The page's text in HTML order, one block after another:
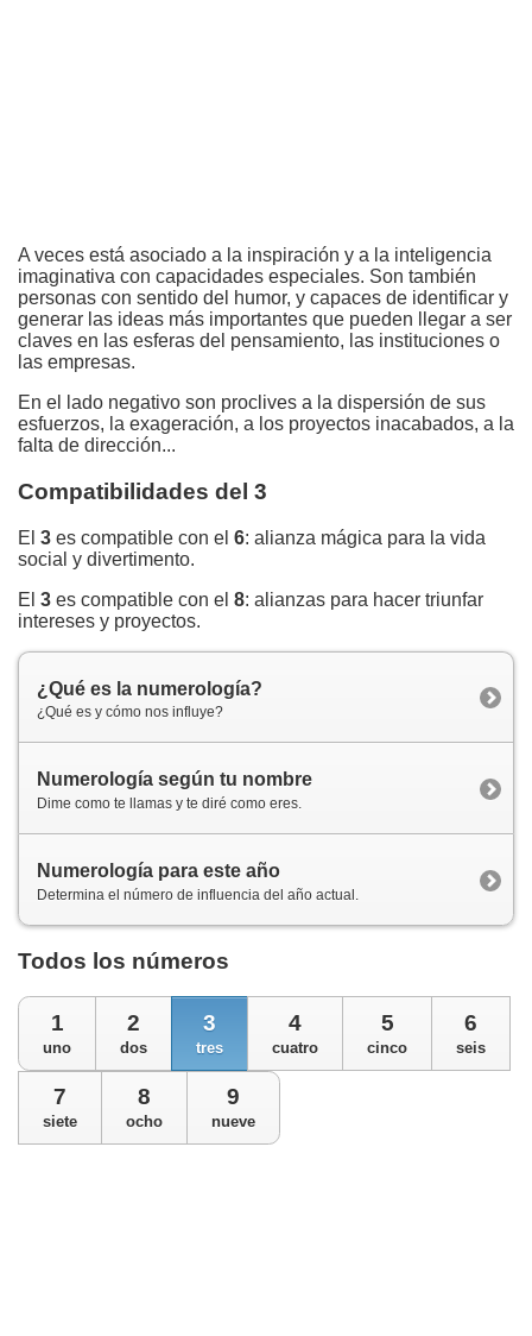
A veces está asociado a la inspiración y a la inteligencia
imaginativa con capacidades especiales. Son también
personas con sentido del humor, y capaces de identificar y
generar las ideas más importantes que pueden llegar a ser
claves en las esferas del pensamiento, las instituciones o
las empresas.
En el lado negativo son proclives a la dispersión de sus
esfuerzos, la exageración, a los proyectos inacabados, a la
falta de dirección...
Compatibilidades del 3
El 3 es compatible con el 6: alianza mágica para la vida
social y divertimento.
El 3 es compatible con el 8: alianzas para hacer triunfar
intereses y proyectos.
¿Qué es la numerología?
¿Qué es y cómo nos influye?
Numerología según tu nombre
Dime como te llamas y te diré como eres.
Numerología para este año
Determina el número de influencia del año actual.
Todos los números
1
uno
2
dos
3
tres
4
cuatro
5
cinco
6
seis
7
siete
8
ocho
9
nueve